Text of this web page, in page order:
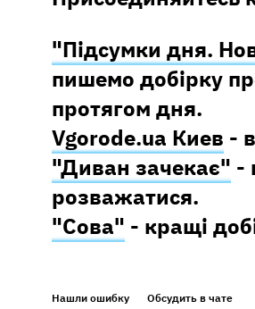
"Підсумки дня.
пишемо добірку
протягом дня.
Vgorode.ua Киев -
"Диван зачекає" -
розважатися.
"Сова" - кращі
Нашли ошибку Обсудить в чате